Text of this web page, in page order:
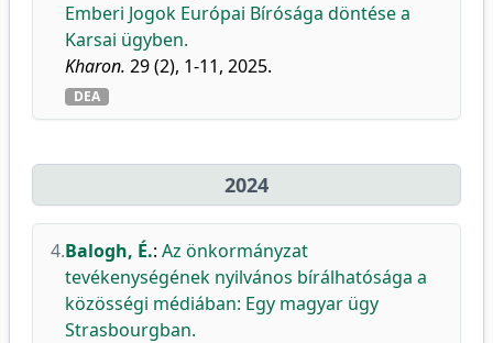
Emberi Jogok Európai Bírósága döntése a
Karsai ügyben.
Kharon. 29 (2), 1-11, 2025.
DEA
2024
4.Balogh, É.: Az önkormányzat
tevékenységének nyilvános bírálhatósága a
közösségi médiában: Egy magyar ügy
Strasbourgban.